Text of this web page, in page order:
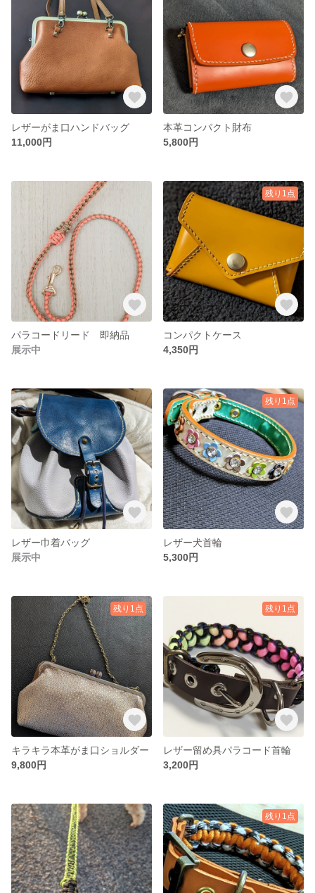
レザーがま口ハンドバッグ
11,000円
本革コンパクト財布
5,800円
パラコードリード 即納品
展示中
残り1点
コンパクトケース
4,350円
レザー巾着バッグ
展示中
残り1点
レザー犬首輪
5,300円
残り1点
キラキラ本革がま口ショルダー
9,800円
残り1点
レザー留め具パラコード首輪
3,200円
残り1点